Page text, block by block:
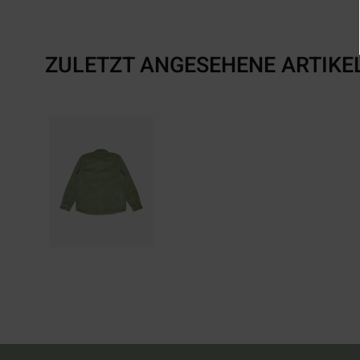
ZULETZT ANGESEHENE